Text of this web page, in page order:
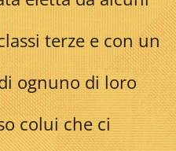
terze e con un
ognuno di loro
colui che ci